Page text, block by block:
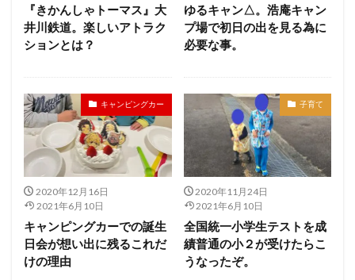
『きかんしゃトーマス』大
井川鉄道。楽しいアトラク
ションとは？
ゆるキャン△。浩庵キャン
プ場で初日の出を見る為に
必要な事。
キャンピングカー
2020年12月16日
2021年6月10日
キャンピングカーでの誕生
日会が想い出に残るこれだ
けの理由
子育て
2020年11月24日
2021年6月10日
全国統一小学生テストを成
績普通の小２が受けたらこ
うなったぞ。